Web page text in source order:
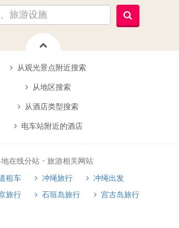
从观光景点附近搜索
从地区搜索
从酒店类型搜索
电车站附近的酒店
在线分站・旅游相关网站
租车 冲绳旅行
冲绳出发
旅行 石垣岛旅行
宫古岛旅行